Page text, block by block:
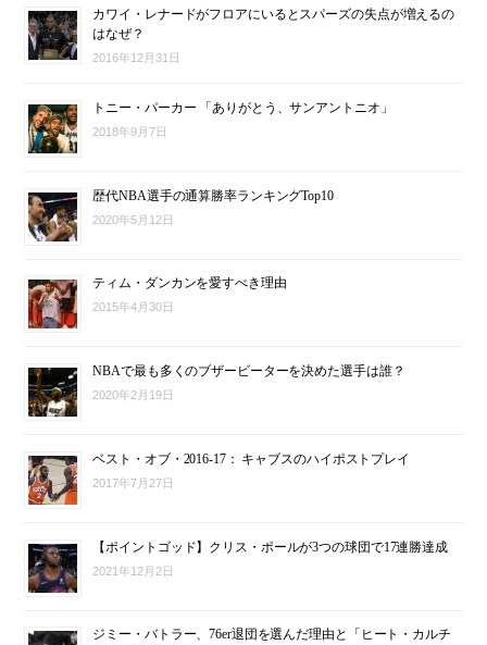
カワイ・レナードがフロアにいるとスパーズの失点が増えるの
はなぜ？
2016年12月31日
トニー・パーカー 「ありがとう、サンアントニオ」
2018年9月7日
歴代NBA選手の通算勝率ランキングTop10
2020年5月12日
ティム・ダンカンを愛すべき理由
2015年4月30日
NBAで最も多くのブザービーターを決めた選手は誰？
2020年2月19日
ベスト・オブ・2016-17： キャブスのハイポストプレイ
2017年7月27日
【ポイントゴッド】クリス・ポールが3つの球団で17連勝達成
2021年12月2日
ジミー・バトラー、76er退団を選んだ理由と「ヒート・カルチ